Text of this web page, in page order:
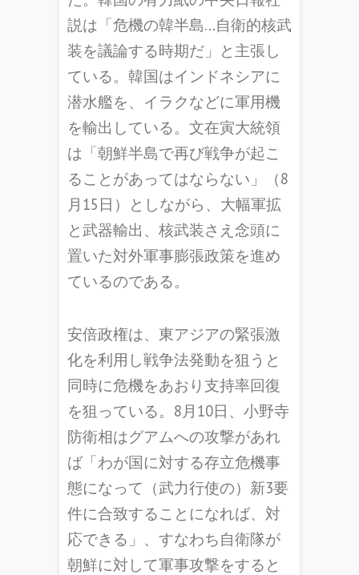
説は「危機の韓半島…自衛的核武
装を議論する時期だ」と主張し
ている。韓国はインドネシアに
潜水艦を、イラクなどに軍用機
を輸出している。文在寅大統領
は「朝鮮半島で再び戦争が起こ
ることがあってはならない」（8
月15日）としながら、大幅軍拡
と武器輸出、核武装さえ念頭に
置いた対外軍事膨張政策を進め
ているのである。
安倍政権は、東アジアの緊張激
化を利用し戦争法発動を狙うと
同時に危機をあおり支持率回復
を狙っている。8月10日、小野寺
防衛相はグアムへの攻撃があれ
ば「わが国に対する存立危機事
態になって（武力行使の）新3要
件に合致することになれば、対
応できる」、すなわち自衛隊が
朝鮮に対して軍事攻撃をすると